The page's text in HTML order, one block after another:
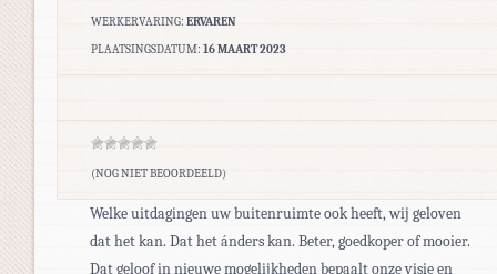
WERKERVARING: ERVAREN
PLAATSINGSDATUM: 16 MAART 2023
(NOG NIET BEOORDEELD)
Welke uitdagingen uw buitenruimte ook heeft, wij geloven
dat het kan. Dat het ánders kan. Beter, goedkoper of mooier.
Dat geloof in nieuwe mogelijkheden bepaalt onze visie en